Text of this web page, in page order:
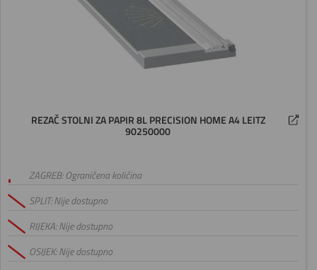
REZAČ STOLNI ZA PAPIR 8L PRECISION HOME A4 LEITZ
90250000
ZAGREB: Ograničena količina
SPLIT: Nije dostupno
RIJEKA: Nije dostupno
OSIJEK: Nije dostupno